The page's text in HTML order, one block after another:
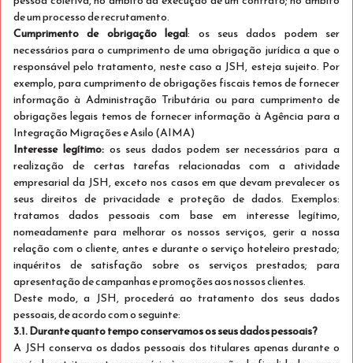
Just Early Booking Ver detalhes
Só Alojamento
Aproveite a nossa oferta de 20% para reservas
antecipadas!
Exclusivo para Mobile
Stay Twin 5% desconto
de um processo de recrutamento.
Cumprimento de obrigação legal: os seus dados podem ser
necessários para o cumprimento de uma obrigação jurídica a que o
responsável pelo tratamento, neste caso a JSH, esteja sujeito. Por
exemplo, para cumprimento de obrigações fiscais temos de fornecer
informação à Administração Tributária ou para cumprimento de
obrigações legais temos de fornecer informação à Agência para a
Integração Migrações e Asilo (AIMA)
Interesse legítimo:os seus dados podem ser necessários para a
realização de certas tarefas relacionadas com a atividade
empresarial da JSH, exceto nos casos em que devam prevalecer os
seus direitos de privacidade e proteção de dados. Exemplos:
tratamos dados pessoais com base em interesse legítimo,
nomeadamente para melhorar os nossos serviços, gerir a nossa
relação com o cliente, antes e durante o serviço hoteleiro prestado;
inquéritos de satisfação sobre os serviços prestados; para
apresentação de campanhas e promoções aos nossos clientes.
Deste modo, a JSH, procederá ao tratamento dos seus dados
pessoais, de acordo com o seguinte:
3.1. Durante quanto tempo conservamos os seus dados pessoais?
A JSH conserva os dados pessoais dos titulares apenas durante o